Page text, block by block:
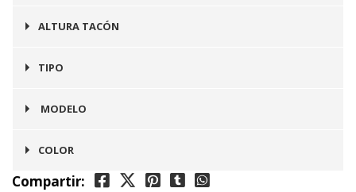
Integrada en Suela
ALTURA TACÓN
5 cm
TIPO
Zapato
MODELO
Oxford
COLOR
Cafe Moro
Compartir: